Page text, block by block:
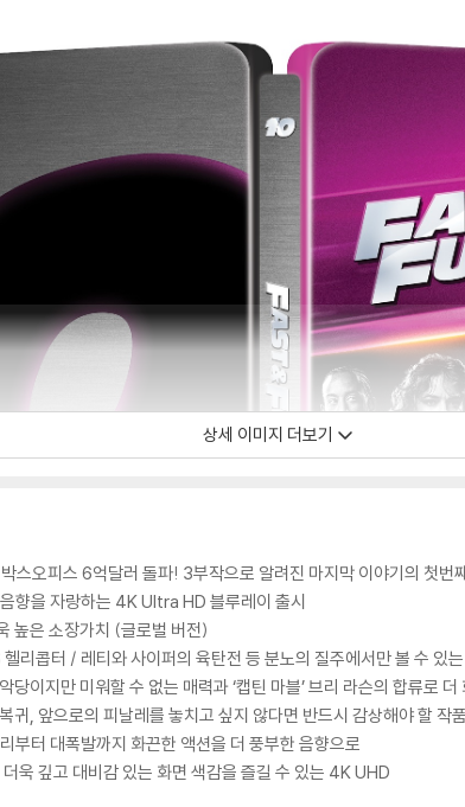
상세 이미지 더보기
스오피스 6억달러 돌파! 3부작으로 알려진 마지막 이야기의 첫번
향을 자랑하는 4K Ultra HD 블루레이 출시
높은 소장가치 (글로벌 버전)
리콥터 / 레티와 사이퍼의 육탄전 등 분노의 질주에서만 볼 수 있
이지만 미워할 수 없는 매력과 ‘캡틴 마블’ 브리 라슨의 합류로 더
귀, 앞으로의 피날레를 놓치고 싶지 않다면 반드시 감상해야 할 작품
터 대폭발까지 화끈한 액션을 더 풍부한 음향으로
깊고 대비감 있는 화면 색감을 즐길 수 있는 4K UHD